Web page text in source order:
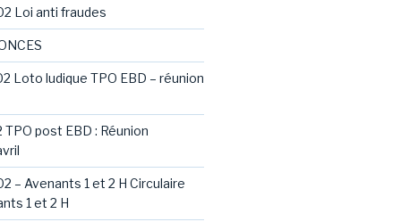
Loi anti fraudes
Loto ludique TPO EBD – réunion
post EBD : Réunion
– Avenants 1 et 2 H Circulaire
1 et 2 H